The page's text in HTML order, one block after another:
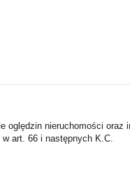
oględzin nieruchomości oraz
art. 66 i następnych K.C.